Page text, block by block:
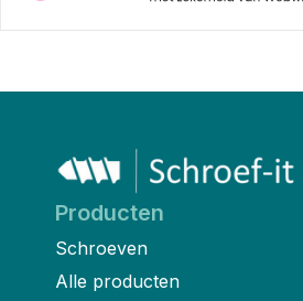
Producten
Schroeven
Alle producten